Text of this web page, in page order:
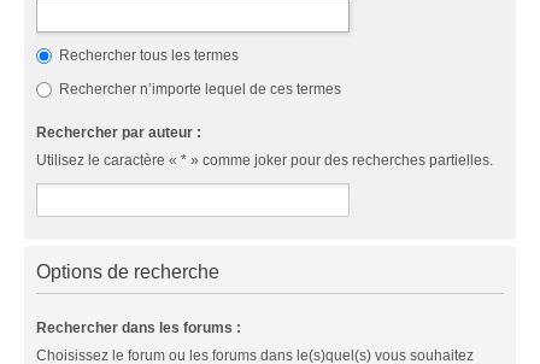
Rechercher tous les termes
Rechercher n’importe lequel de ces termes
Rechercher par auteur :
Utilisez le caractère « * » comme joker pour des recherches partielles.
Options de recherche
Rechercher dans les forums :
Choisissez le forum ou les forums dans le(s)quel(s) vous souhaitez